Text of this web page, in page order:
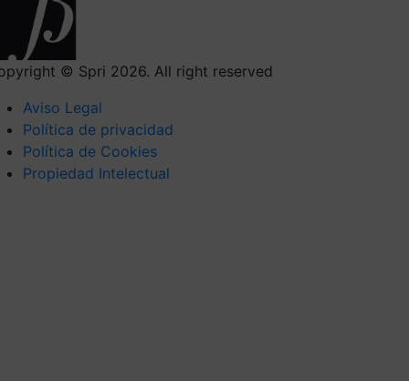
© Spri 2026. All right reserved
Aviso Legal
Política de privacidad
Política de Cookies
Propiedad Intelectual